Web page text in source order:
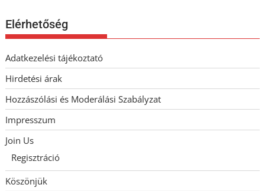
Elérhetőség
Adatkezelési tájékoztató
Hirdetési árak
Hozzászólási és Moderálási Szabályzat
Impresszum
Join Us
Regisztráció
Köszönjük